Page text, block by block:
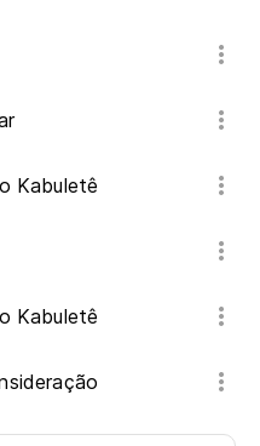
Kabuletê
Kabuletê